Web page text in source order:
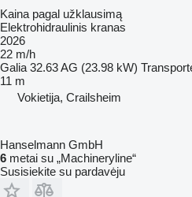
Kaina pagal užklausimą
Elektrohidraulinis kranas
2026
22 m/h
Galia 32.63 AG (23.98 kW)
11 m
Vokietija, Crailsheim
Hanselmann GmbH
6 metai su „Machineryline“
Susisiekite su pardavėju